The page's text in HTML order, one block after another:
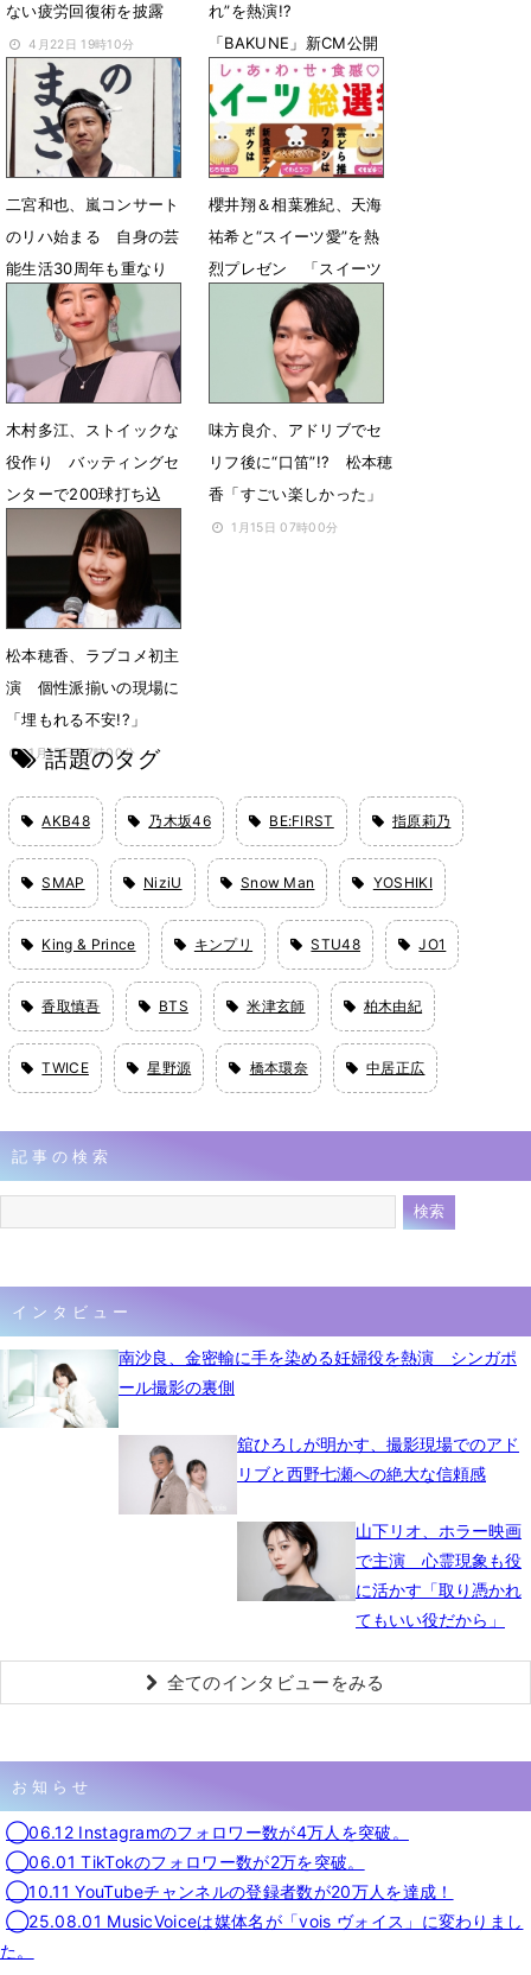
ない疲労回復術を披露
4月22日 19時10分
れ”を熱演!?
「BAKUNE」新CM公開
4月22日 15時00分
二宮和也、嵐コンサート
のリハ始まる 自身の芸
能生活30周年も重なり
「皆をご機嫌に」
2月4日 13時02分
櫻井翔＆相葉雅紀、天海
祐希と“スイーツ愛”を熱
烈プレゼン 「スイーツ
総選挙」開幕
1月26日 00時06分
木村多江、ストイックな
役作り バッティングセ
ンターで200球打ち込
み 手の皮剥ける
1月15日 12時18分
味方良介、アドリブでセ
リフ後に“口笛”!? 松本穂
香「すごい楽しかった」
1月15日 07時00分
松本穂香、ラブコメ初主
演 個性派揃いの現場に
「埋もれる不安!?」
1月15日 07時00分
話題のタグ
AKB48 乃木坂46 BE:FIRST 指原莉乃
SMAP NiziU Snow Man YOSHIKI
King & Prince キンプリ STU48 JO1
香取慎吾 BTS 米津玄師 柏木由紀
TWICE 星野源 橋本環奈 中居正広
記事の検索
インタビュー
南沙良、金密輸に手を染める妊婦役を熱演 シンガポ
ール撮影の裏側
舘ひろしが明かす、撮影現場でのアド
リブと西野七瀬への絶大な信頼感
山下リオ、ホラー映画
で主演 心霊現象も役
に活かす「取り憑かれ
てもいい役だから」
全てのインタビューをみる
お知らせ
◯06.12 Instagramのフォロワー数が4万人を突破。
◯06.01 TikTokのフォロワー数が2万を突破。
◯10.11 YouTubeチャンネルの登録者数が20万人を達成！
◯25.08.01 MusicVoiceは媒体名が「vois ヴォイス」に変わりまし
た。